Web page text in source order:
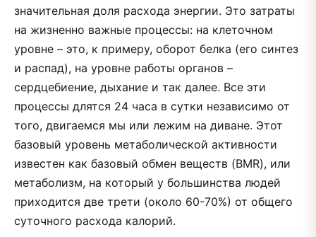
значительная доля расхода энергии. Это затраты
на жизненно важные процессы: на клеточном
уровне – это, к примеру, оборот белка (его синтез
и распад), на уровне работы органов –
сердцебиение, дыхание и так далее. Все эти
процессы длятся 24 часа в сутки независимо от
того, двигаемся мы или лежим на диване. Этот
базовый уровень метаболической активности
известен как базовый обмен веществ (BMR), или
метаболизм, на который у большинства людей
приходится две трети (около 60-70%) от общего
суточного расхода калорий.